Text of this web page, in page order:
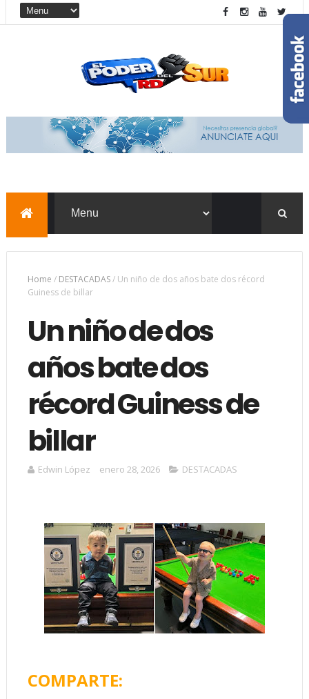
Home / DESTACADAS/ Un niño de dos años bate dos récord
Guiness de billar
Un niño de dos
años bate dos
récord Guiness de
billar
Edwin López enero 28, 2026 DESTACADAS
COMPARTE: